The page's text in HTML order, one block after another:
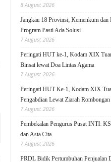
8 August 2026
Jangkau 18 Provinsi, Kemenkum
Program Pasti Ada Solusi
7 August 2026
Peringati HUT ke-1, Kodam XIX
Binsat lewat Doa Lintas Agama
7 August 2026
Peringati HUT Ke-1, Kodam XIX
Pengabdian Lewat Ziarah Rombongan
7 August 2026
Pembekalan Pengurus Pusat INTI:
dan Asta Cita
7 August 2026
PRDL Bidik Pertumbuhan Penjualan